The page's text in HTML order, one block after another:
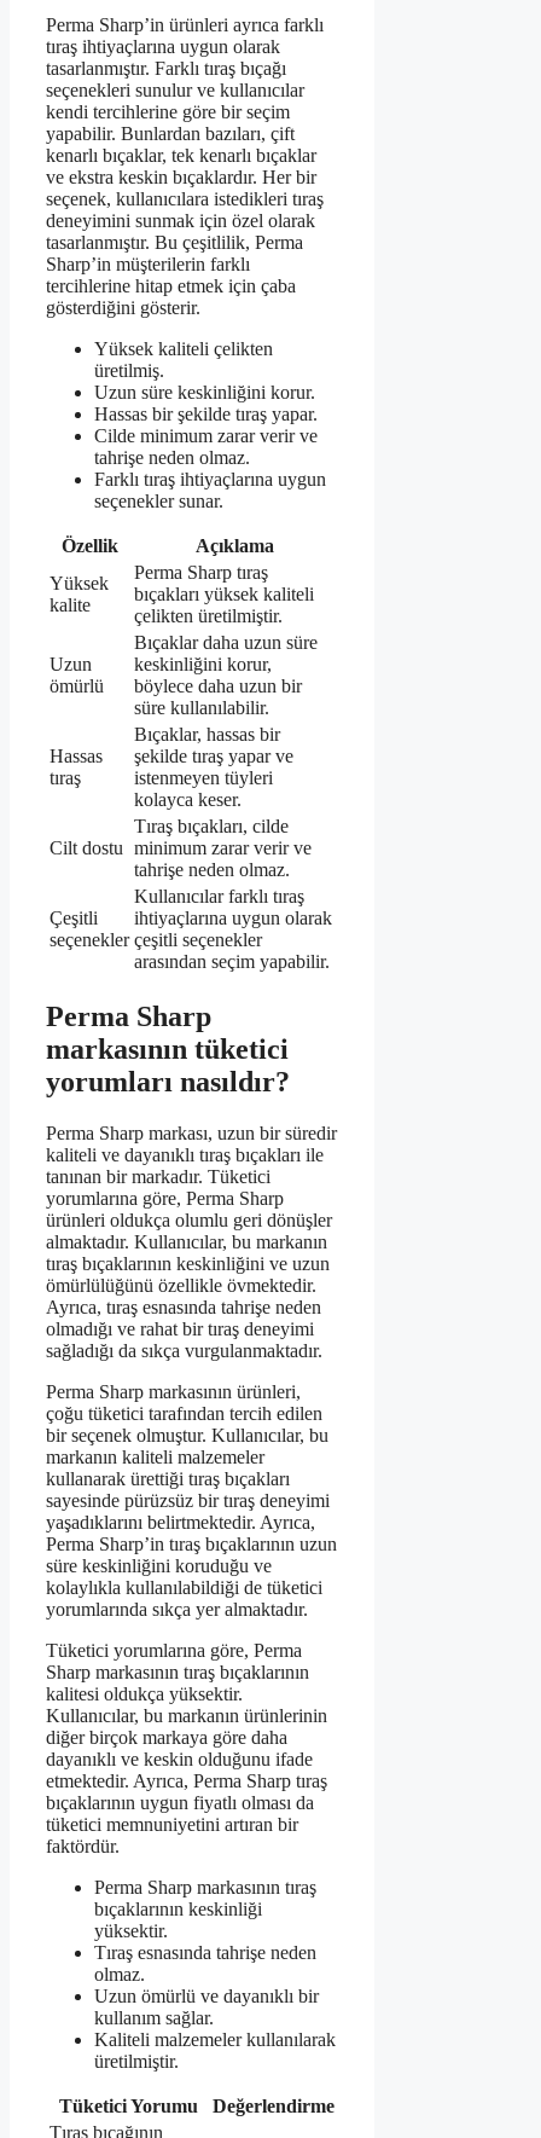
Perma Sharp’in ürünleri ayrıca farklı
tıraş ihtiyaçlarına uygun olarak
tasarlanmıştır. Farklı tıraş bıçağı
seçenekleri sunulur ve kullanıcılar
kendi tercihlerine göre bir seçim
yapabilir. Bunlardan bazıları, çift
kenarlı bıçaklar, tek kenarlı bıçaklar
ve ekstra keskin bıçaklardır. Her bir
seçenek, kullanıcılara istedikleri tıraş
deneyimini sunmak için özel olarak
tasarlanmıştır. Bu çeşitlilik, Perma
Sharp’in müşterilerin farklı
tercihlerine hitap etmek için çaba
gösterdiğini gösterir.
Yüksek kaliteli çelikten
üretilmiş.
Uzun süre keskinliğini korur.
Hassas bir şekilde tıraş yapar.
Cilde minimum zarar verir ve
tahrişe neden olmaz.
Farklı tıraş ihtiyaçlarına uygun
seçenekler sunar.
Özellik
Açıklama
Yüksek
kalite
Perma Sharp tıraş
bıçakları yüksek kaliteli
çelikten üretilmiştir.
Uzun
ömürlü
Bıçaklar daha uzun süre
keskinliğini korur,
böylece daha uzun bir
süre kullanılabilir.
Hassas
tıraş
Bıçaklar, hassas bir
şekilde tıraş yapar ve
istenmeyen tüyleri
kolayca keser.
Cilt dostu
Tıraş bıçakları, cilde
minimum zarar verir ve
tahrişe neden olmaz.
Çeşitli
seçenekler
Kullanıcılar farklı tıraş
ihtiyaçlarına uygun olarak
çeşitli seçenekler
arasından seçim yapabilir.
Perma Sharp
markasının tüketici
yorumları nasıldır?
Perma Sharp markası, uzun bir süredir
kaliteli ve dayanıklı tıraş bıçakları ile
tanınan bir markadır. Tüketici
yorumlarına göre, Perma Sharp
ürünleri oldukça olumlu geri dönüşler
almaktadır. Kullanıcılar, bu markanın
tıraş bıçaklarının keskinliğini ve uzun
ömürlülüğünü özellikle övmektedir.
Ayrıca, tıraş esnasında tahrişe neden
olmadığı ve rahat bir tıraş deneyimi
sağladığı da sıkça vurgulanmaktadır.
Perma Sharp markasının ürünleri,
çoğu tüketici tarafından tercih edilen
bir seçenek olmuştur. Kullanıcılar, bu
markanın kaliteli malzemeler
kullanarak ürettiği tıraş bıçakları
sayesinde pürüzsüz bir tıraş deneyimi
yaşadıklarını belirtmektedir. Ayrıca,
Perma Sharp’in tıraş bıçaklarının uzun
süre keskinliğini koruduğu ve
kolaylıkla kullanılabildiği de tüketici
yorumlarında sıkça yer almaktadır.
Tüketici yorumlarına göre, Perma
Sharp markasının tıraş bıçaklarının
kalitesi oldukça yüksektir.
Kullanıcılar, bu markanın ürünlerinin
diğer birçok markaya göre daha
dayanıklı ve keskin olduğunu ifade
etmektedir. Ayrıca, Perma Sharp tıraş
bıçaklarının uygun fiyatlı olması da
tüketici memnuniyetini artıran bir
faktördür.
Perma Sharp markasının tıraş
bıçaklarının keskinliği
yüksektir.
Tıraş esnasında tahrişe neden
olmaz.
Uzun ömürlü ve dayanıklı bir
kullanım sağlar.
Kaliteli malzemeler kullanılarak
üretilmiştir.
Tüketici Yorumu
Değerlendirme
Tıraş bıçağının